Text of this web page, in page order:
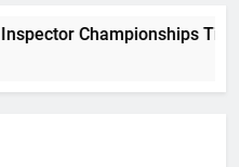
Championships